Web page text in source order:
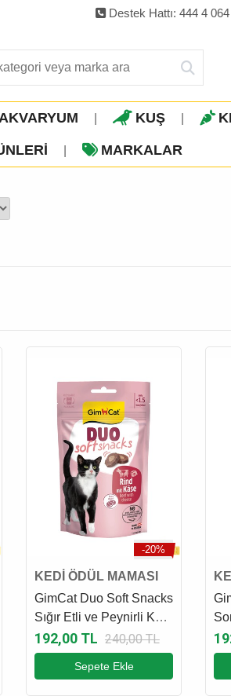
Destek Hattı: 444 4 064
AKVARYUM KUŞ
MARKALAR
-20%
KEDİ ÖDÜL MAMASI
GimCat Duo Soft Snacks
Sığır Etli ve Peynirli Kedi
Ödül Maması 50 Gr
192,00 TL 240,00 TL
Sepete Ekle